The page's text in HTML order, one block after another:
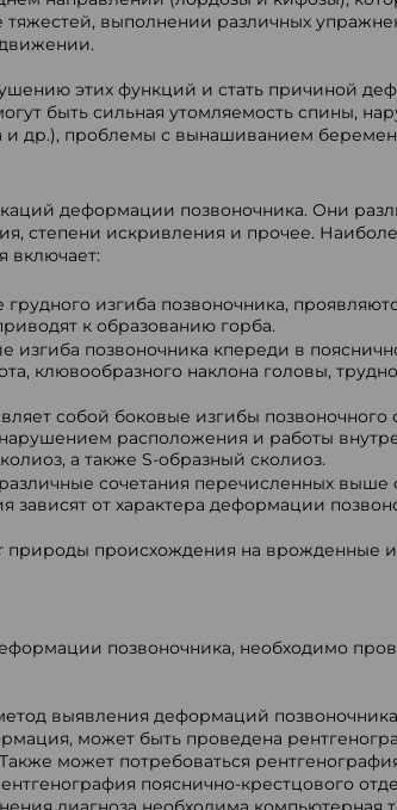
выполнении различных
этих функций и стать причиной
быть сильная утомляемость спины,
и др.), проблемы с вынашиванием
деформации позвоночника. Они
степени искривления и прочее.
включает:
изгиба позвоночника,
к образованию горба.
изгиба позвоночника кпереди в
клювообразного наклона головы,
собой боковые изгибы позвоночного
расположения и работы
а также S-образный сколиоз.
сочетания перечисленных выше
от характера деформации
природы происхождения на врожденные и
позвоночника, необходимо
выявления деформаций
может быть проведена
может потребоваться
пояснично-крестцового